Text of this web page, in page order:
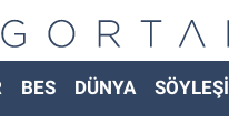
BES DÜNYA SÖYLEŞİ